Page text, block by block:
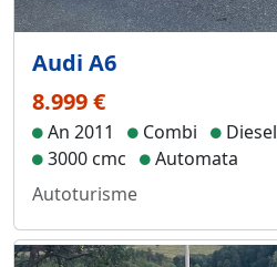
Audi A6
8.999 €
An 2011 Combi Diesel
3000 cmc
Automata
Autoturisme